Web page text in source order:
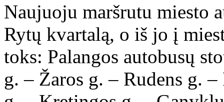
Naujuoju maršrutu miesto
Rytų kvartalą, o iš jo į
toks: Palangos autobusų
g. – Žaros g. – Rudens g.